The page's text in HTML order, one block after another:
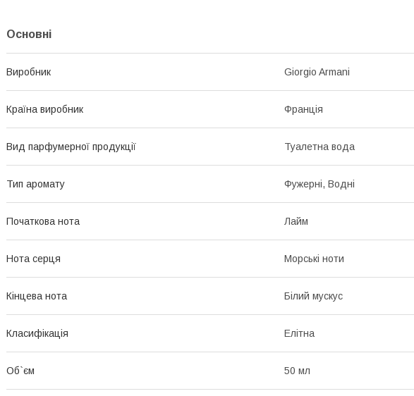
Основні
Виробник Giorgio Armani
Країна виробник Франція
Вид парфумерної продукції Туалетна вода
Тип аромату Фужерні, Водні
Початкова нота Лайм
Нота серця Морські ноти
Кінцева нота Білий мускус
Класифікація Елітна
Об`єм 50 мл